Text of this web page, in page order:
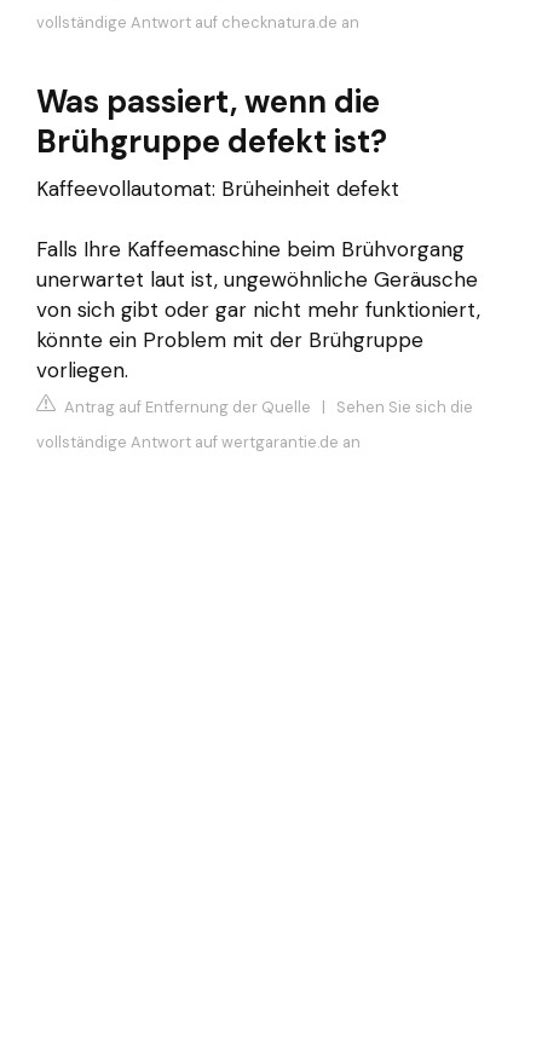
vollständige Antwort auf checknatura.de an
Was passiert, wenn die
Brühgruppe defekt ist?
Kaffeevollautomat: Brüheinheit defekt
Falls Ihre Kaffeemaschine beim Brühvorgang
unerwartet laut ist, ungewöhnliche Geräusche
von sich gibt oder gar nicht mehr funktioniert,
könnte ein Problem mit der Brühgruppe
vorliegen.
Antrag auf Entfernung der Quelle | Sehen Sie sich die
vollständige Antwort auf wertgarantie.de an